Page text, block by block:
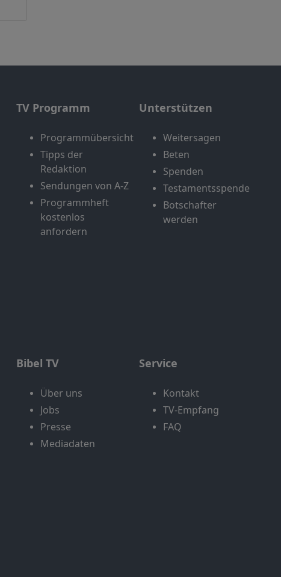
TV Programm
Programmübersicht
Tipps der
Redaktion
Sendungen von A-Z
Programmheft
kostenlos
anfordern
Unterstützen
Weitersagen
Beten
Spenden
Testamentsspende
Botschafter
werden
Bibel TV
Über uns
Jobs
Presse
Mediadaten
Service
Kontakt
TV-Empfang
FAQ